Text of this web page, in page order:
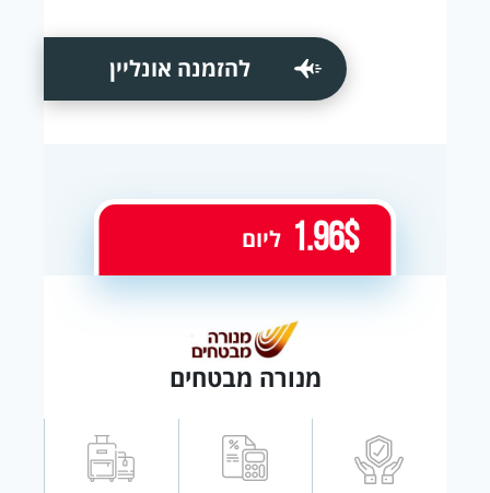
להזמנה אונליין
מנורה מבטחים
1.96$ ליום